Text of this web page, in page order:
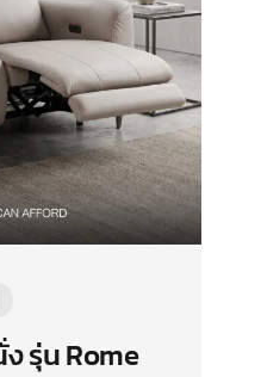
รุ่น Rome